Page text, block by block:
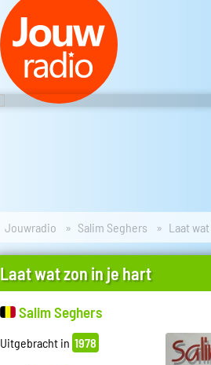
Jouwradio Salim Seghers Laat
Laat wat zon in je hart
Salim Seghers
Uitgebracht in 1978